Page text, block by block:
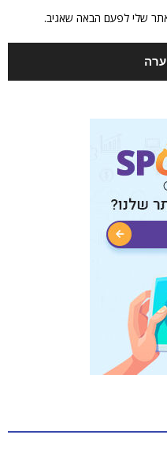
שלי לפעם הבאה שאגיב.